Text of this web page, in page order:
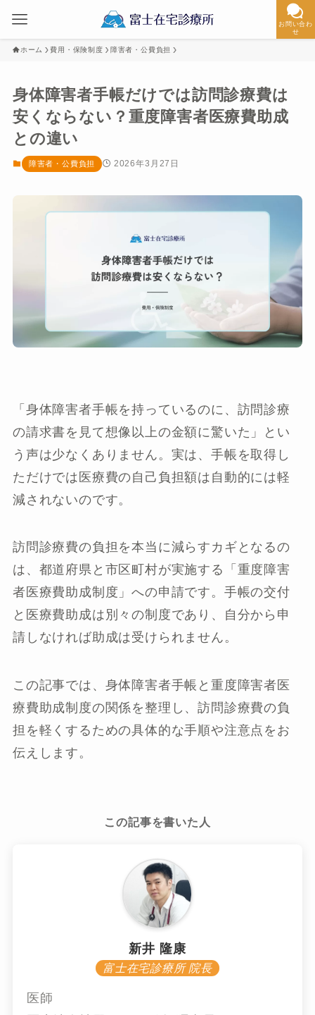
お問い合わ
せ
ホーム 費用・保険制度 障害者・公費負担
身体障害者手帳だけでは訪問診療費は
安くならない？重度障害者医療費助成
との違い
障害者・公費負担 2026年3月27日
「身体障害者手帳を持っているのに、訪問診療
の請求書を見て想像以上の金額に驚いた」とい
う声は少なくありません。実は、手帳を取得し
ただけでは医療費の自己負担額は自動的には軽
減されないのです。
訪問診療費の負担を本当に減らすカギとなるの
は、都道府県と市区町村が実施する「重度障害
者医療費助成制度」への申請です。手帳の交付
と医療費助成は別々の制度であり、自分から申
請しなければ助成は受けられません。
この記事では、身体障害者手帳と重度障害者医
療費助成制度の関係を整理し、訪問診療費の負
担を軽くするための具体的な手順や注意点をお
伝えします。
この記事を書いた人
新井 隆康
富士在宅診療所 院長
医師